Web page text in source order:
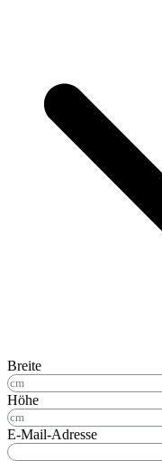
Breite
Höhe
E-Mail-Adresse